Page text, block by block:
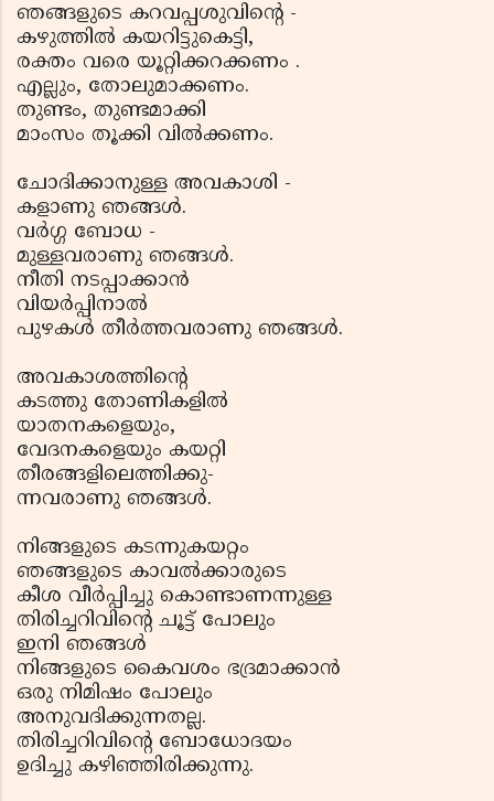
ഞങ്ങളുടെ കറവപ്പശുവിന്റെ -
കഴുത്തില്‍ കയറിട്ടുകെട്ടി,
രക്തം വരെ യൂറ്റിക്കറക്കണം .
എല്ലും, തോലുമാക്കണം.
തുണ്ടം, തുണ്ടമാക്കി
മാംസം തൂക്കി വില്‍ക്കണം.
ചോദിക്കാനുള്ള അവകാശി -
കളാണു ഞങ്ങള്‍.
വര്‍ഗ്ഗ ബോധ -
മുള്ളവരാണു ഞങ്ങള്‍.
നീതി നടപ്പാക്കാന്‍
വിയര്‍പ്പിനാല്‍
പുഴകള്‍ തീര്‍ത്തവരാണു ഞങ്ങള്‍.
അവകാശത്തിന്റെ
കടത്തു തോണികളില്‍
യാതനകളെയും,
വേദനകളെയും കയറ്റി
തീരങ്ങളിലെത്തിക്കു-
ന്നവരാണു ഞങ്ങള്‍.
നിങ്ങളുടെ കടന്നുകയറ്റം
ഞങ്ങളുടെ കാവല്‍ക്കാരുടെ
കീശ വീര്‍പ്പിച്ചു കൊണ്ടാണന്നുള്ള
തിരിച്ചറിവിന്റെ ചൂട്ട് പോലും
ഇനി ഞങ്ങള്‍
നിങ്ങളുടെ കൈവശം ഭദ്രമാക്കാന്‍
ഒരു നിമിഷം പോലും
അനുവദിക്കുന്നതല്ല.
തിരിച്ചറിവിന്റെ ബോധോദയം
ഉദിച്ചു കഴിഞ്ഞിരിക്കുന്നു.